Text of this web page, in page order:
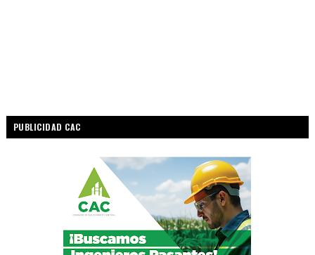
PUBLICIDAD CAC